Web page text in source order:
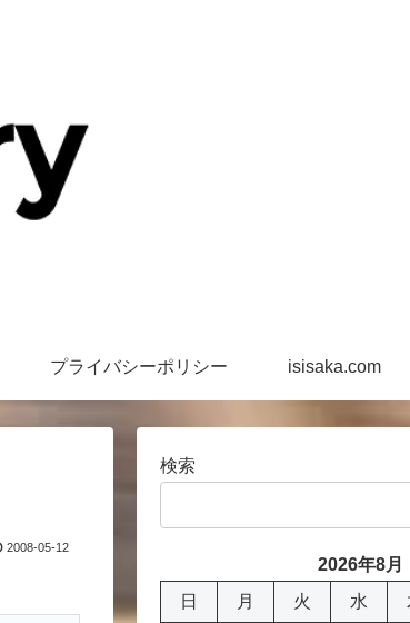
プライバシーポリシー isisaka.com
2008-05-12
検索
2026年8月
日
月 火 水